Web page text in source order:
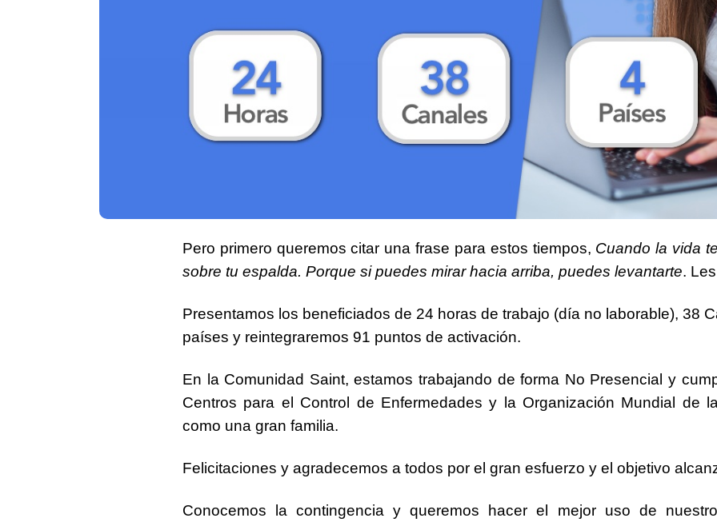
Pero primero queremos citar una frase para estos tiempos, Cuando la vida
sobre tu espalda. Porque si puedes mirar hacia arriba, puedes levantarte.
Presentamos los beneficiados de 24 horas de trabajo (día no laborable), 38
países y reintegraremos 91 puntos de activación.
En la Comunidad Saint, estamos trabajando de forma No Presencial y
Centros para el Control de Enfermedades y la Organización Mundial de
como una gran familia.
Felicitaciones y agradecemos a todos por el gran esfuerzo y el objetivo
Conocemos lacontingencia y queremos hacer el mejor uso de